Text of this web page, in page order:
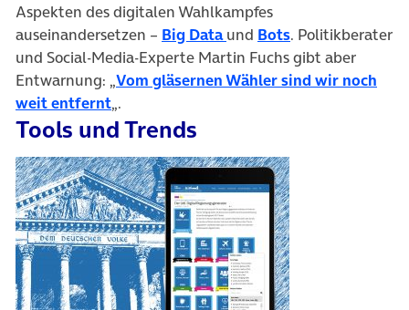
Aspekten des digitalen Wahlkampfes
auseinandersetzen – Big Data(öffnet in neuem Tab)
und Bots(öffnet in
. Politikberater
und Social-Media-Experte Martin Fuchs gibt aber
Entwarnung: „Vom gläsernen Wähler sind wir noch
weit entfernt(öffnet in neuem Tab)
„.
Tools und Trends